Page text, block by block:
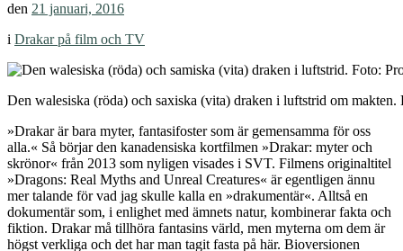
den 21 januari, 2016
i Drakar på film och TV
Den walesiska (röda) och saxiska (vita) draken i luftstrid om makten.
»Drakar är bara myter, fantasifoster som är gemensamma för oss
alla.« Så börjar den kanadensiska kortfilmen »Drakar: myter och
skrönor« från 2013 som nyligen visades i SVT. Filmens originaltitel
»Dragons: Real Myths and Unreal Creatures« är egentligen ännu
mer talande för vad jag skulle kalla en »drakumentär«. Alltså en
dokumentär som, i enlighet med ämnets natur, kombinerar fakta och
fiktion. Drakar må tillhöra fantasins värld, men myterna om dem är
högst verkliga och det har man tagit fasta på här. Bioversionen